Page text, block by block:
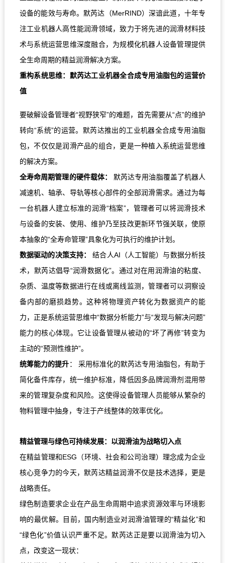
设备的能效与寿命。默芮达（MerRIND）深谙此道，十年专
注工业机器人高性能润滑领域，致力于将先进的润滑材料技
术与系统运营思维深度融合，为规模化机器人设备管理提供
全生命周期的精益润滑解决方案。
重构系统思维：默芮达工业机器全合成专用油脂包的运营价
值
要破解设备管理者“视野狭窄”的难题，首先需要从“点”的维护
转向“系统”的运营。默芮达推出的工业机器全合成专用油脂
包，不仅仅是润滑产品的组合，更是一种植入系统运营思维
的解决方案。
全寿命周期管理的硬件载体：默芮达专用油脂覆盖了机器人
减速机、轴承、导轨等核心部件的全部润滑需求。通过为每
一台机器人建立标准的润滑“档案”，管理者可以将润滑技术
与设备的安装、使用、维护乃至技改更新环节强关联，使原
本抽象的“全寿命管理”具象化为可执行的维护计划。
数据驱动的决策支持：结合人AI（人工智能）与数据分析技
术，默芮达倡导“润滑数据化”。通过对在用润滑油的粘度、
杂质、温度等数据进行在线或离线监测，管理者可以洞察设
备内部的磨损趋势。这种将物理资产转化为数据资产的能
力，正是系统运营思维中“数据分析能力”与“发现与解决问题”
能力的核心体现。它让设备管理从被动的“坏了再修”转变为
主动的“预测性维护”。
统筹能力的提升： 采用标准化的默芮达专用油脂包，有助于
简化备件库存，统一维护标准，降低因多品牌润滑剂混用带
来的管理复杂度和风险。这使得设备管理人员能够从繁杂的
物料管理中抽身，专注于产线整体的效率优化。
精益管理与绿色可持续发展：以润滑油为战略切入点
在精益管理和ESG（环境、社会和公司治理）理念成为企业
核心竞争力的今天，默芮达精益润滑不仅是技术选择，更是
战略责任。
绿色制造要求企业在产品生命周期中追求资源效率与环境影
响的最优解。目前，国内制造业对润滑油管理的“精益化”和
“绿色化”价值认识严重不足。默芮达正是要以润滑油为切入
点，改变这一现状：